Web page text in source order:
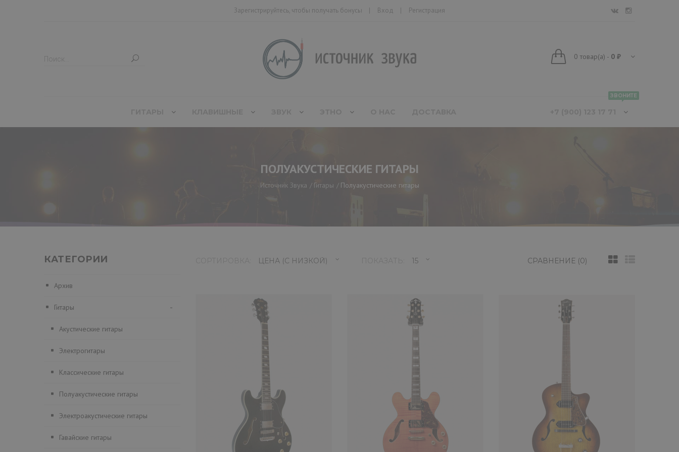
Зарегистрируйтесь, чтобы получать бонусы Вход Регистрация
0 товар(а) - 0 ₽
ЗВОНИТЕ
ПОЛУАКУСТИЧЕСКИЕ ГИТАРЫ
Источник Звука Гитары Полуакустические гитары
КАТЕГОРИИ
Архив
Гитары -
Акустические гитары
Электрогитары
Классические гитары
Полуакустические гитары
Электроакустические гитары
Гавайские гитары
СРАВНЕНИЕ (0)
Полуакустическая гитара Aria TA-Classic BK
Компания Aria – производитель качественных инструментов, которые могут вдохновлять
музыкантов абсолю..